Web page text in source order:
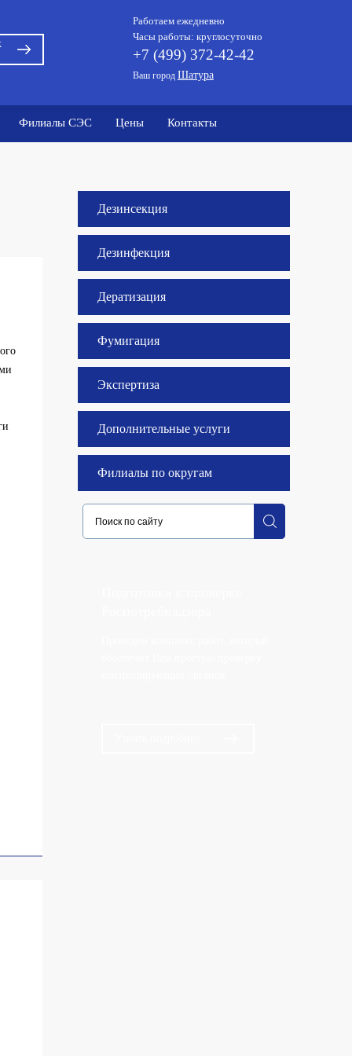
Работаем ежедневно
Часы работы: круглосуточно
+7 (499) 372-42-42
Ваш город Шатура
Филиалы СЭС Цены Контакты
Дезинсекция
Дезинфекция
Дератизация
Фумигация
Экспертиза
Дополнительные услуги
Филиалы по округам